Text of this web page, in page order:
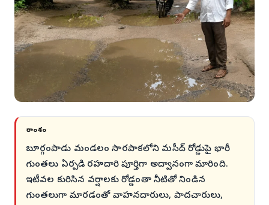
సారాంశం
బూర్గంపాడు మండలం సారపాకలోని మసీద్ రోడ్డుపై భారీ
గుంతలు ఏర్పడి రహదారి పూర్తిగా అద్వానంగా మారింది.
ఇటీవల కురిసిన వర్షాలకు రోడ్డంతా నీటితో నిండిన
గుంతలుగా మారడంతో వాహనదారులు, పాదచారులు,